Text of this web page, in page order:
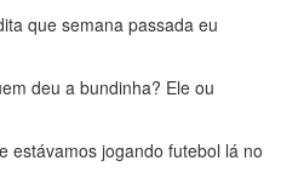
que semana passada eu
deu a bundinha? Ele ou
estávamos jogando futebol lá no